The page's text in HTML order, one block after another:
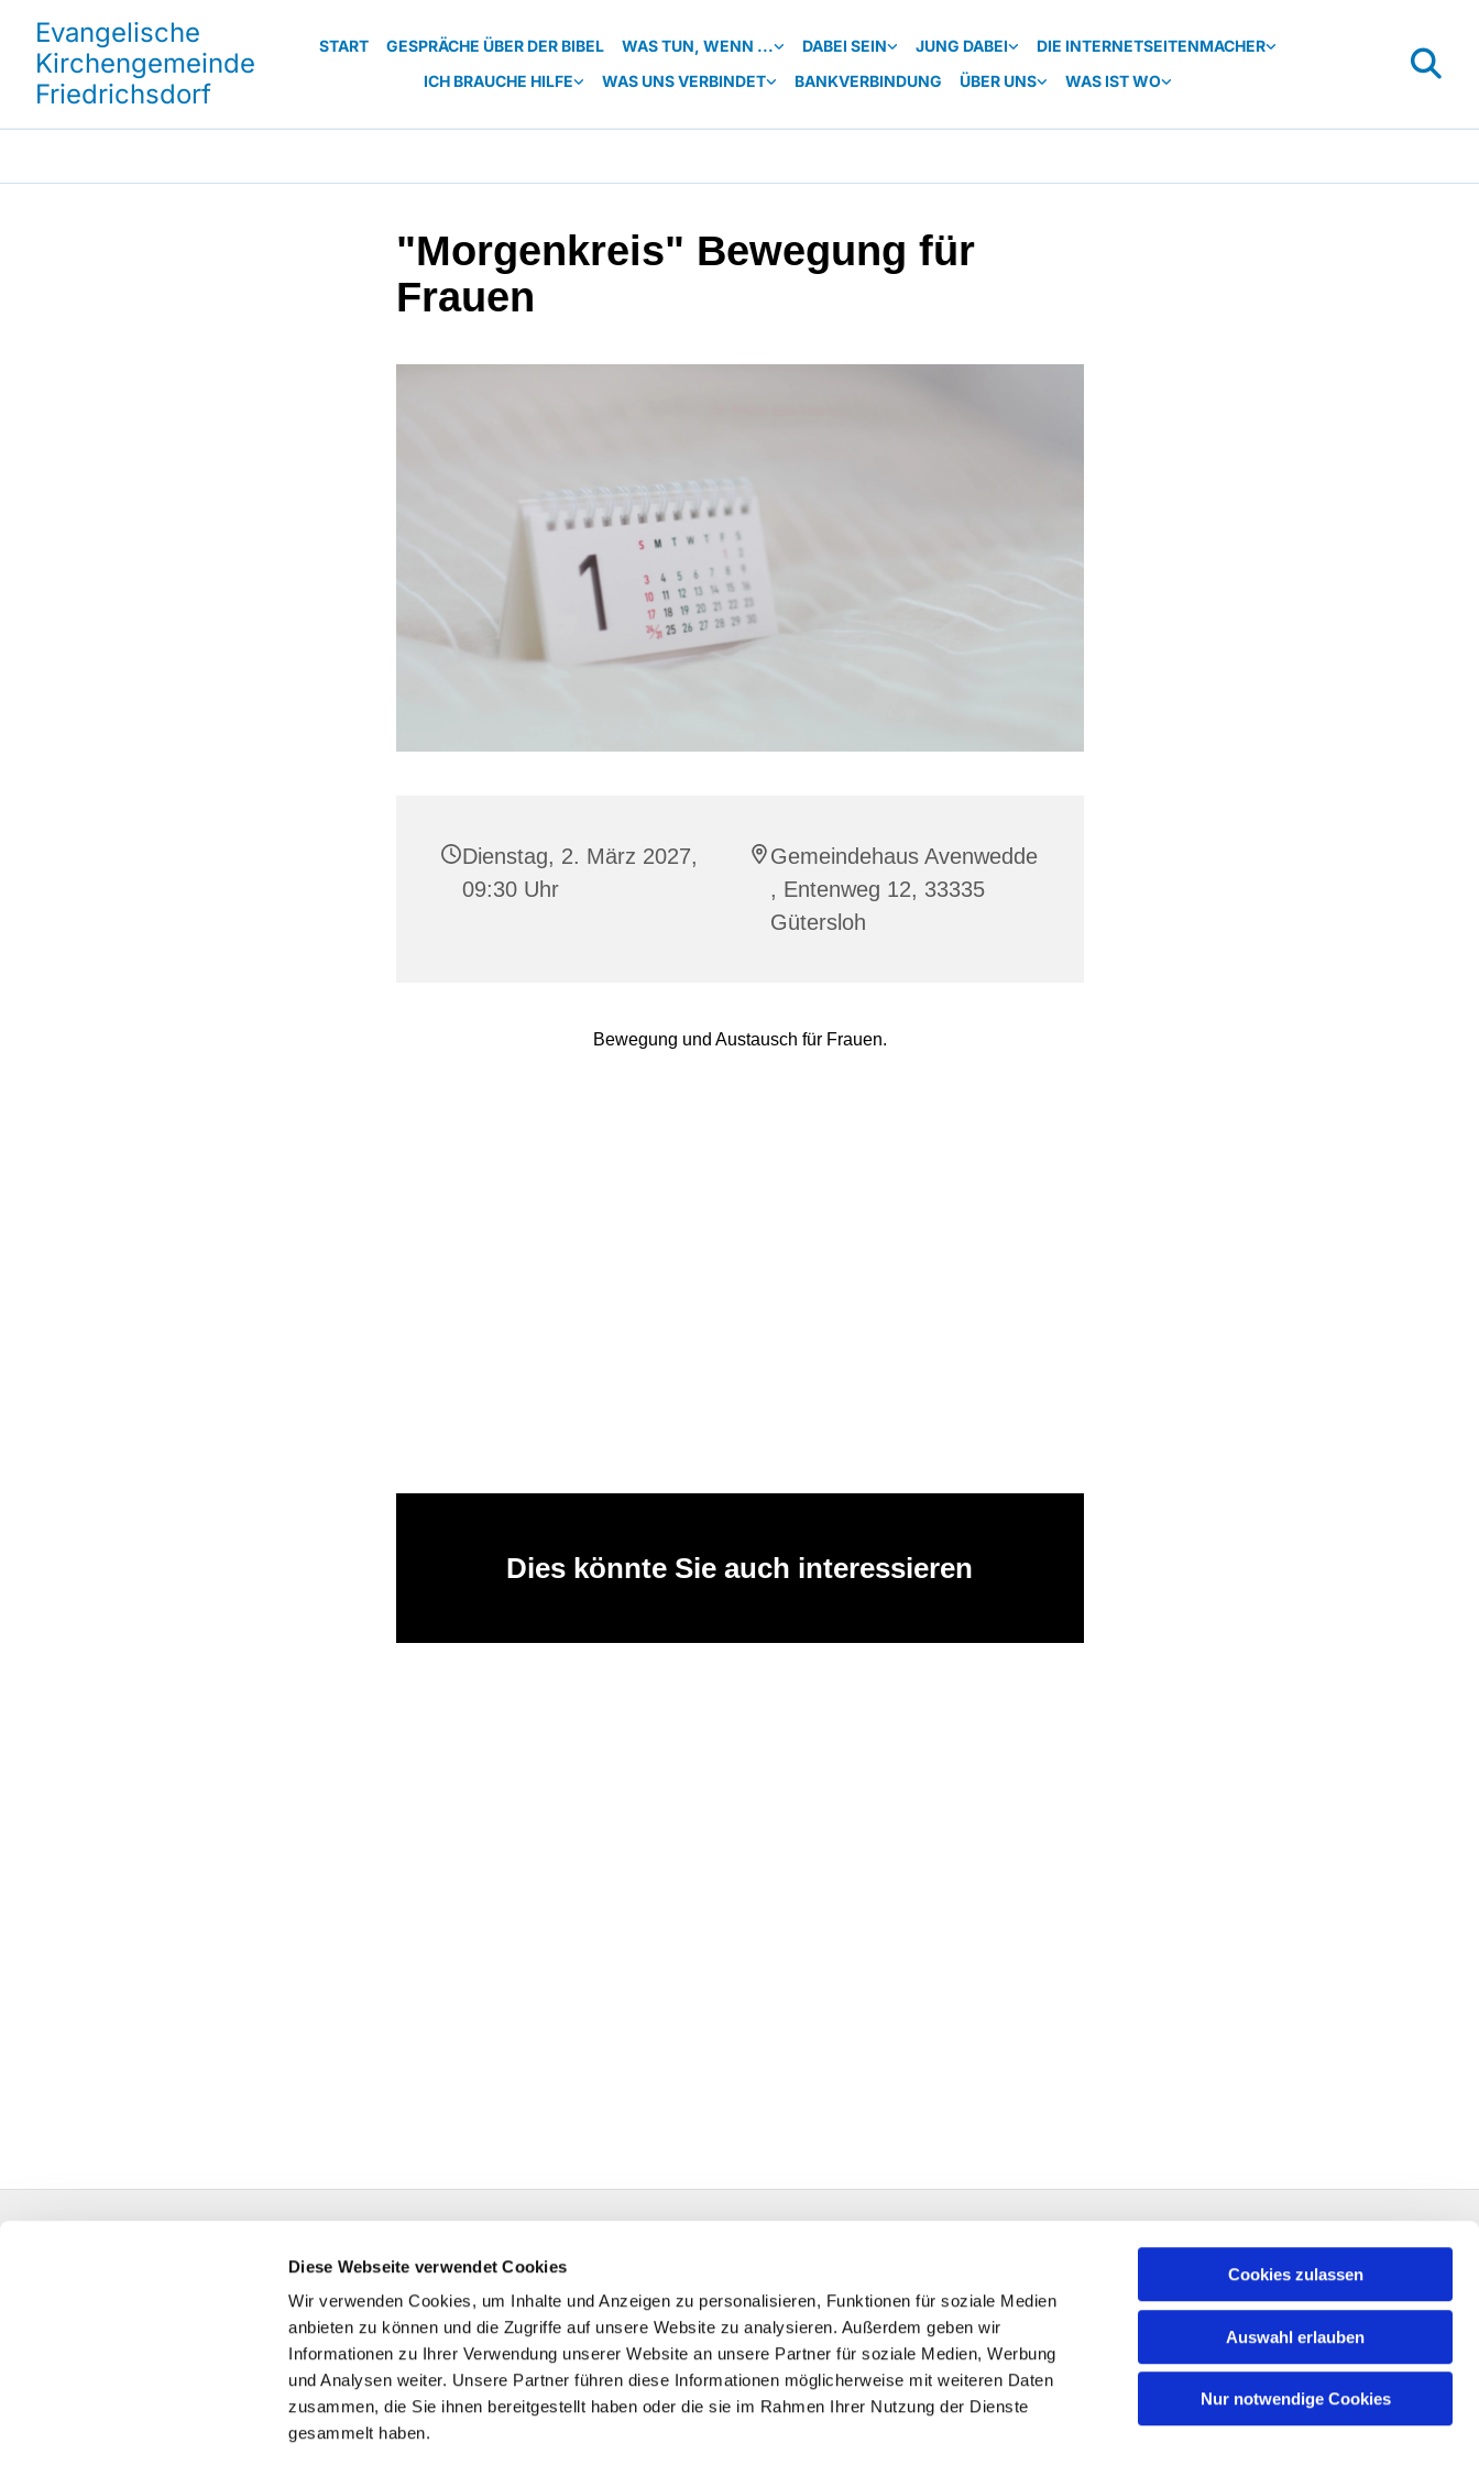
Diese Webseite verwendet Cookies
Wir verwenden Cookies, um Inhalte und Anzeigen zu personalisieren, Funktionen für soziale Medien
anbieten zu können und die Zugriffe auf unsere Website zu analysieren. Außerdem geben wir
Informationen zu Ihrer Verwendung unserer Website an unsere Partner für soziale Medien, Werbung
und Analysen weiter. Unsere Partner führen diese Informationen möglicherweise mit weiteren Daten
zusammen, die Sie ihnen bereitgestellt haben oder die sie im Rahmen Ihrer Nutzung der Dienste
gesammelt haben.
Cookies zulassen
Auswahl erlauben
Nur notwendige Cookies
Evangelische
Kirchengemeinde
Friedrichsdorf
START GESPRÄCHE ÜBER DER BIBEL WAS TUN, WENN ... DABEI SEIN JUNG DABEI
DIE INTERNETSEITENMACHER
ICH BRAUCHE HILFE
WAS UNS VERBINDET BANKVERBINDUNG ÜBER UNS WAS IST WO
"Morgenkreis" Bewegung für
Frauen
Dienstag, 2. März 2027,
09:30 Uhr
Gemeindehaus Avenwedde
, Entenweg 12, 33335
Gütersloh
Bewegung und Austausch für Frauen.
Dies könnte Sie auch interessieren
05241 688522
GT-KG-Friedrichsdorf@kk-ekvw.de